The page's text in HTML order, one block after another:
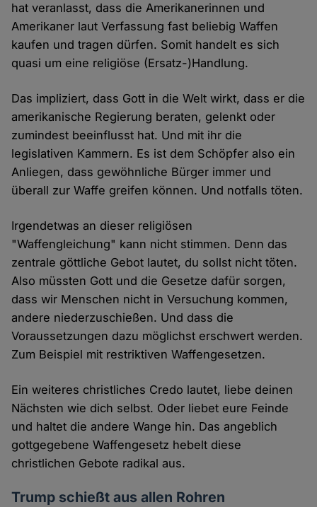
hat veranlasst, dass die Amerikanerinnen und
Amerikaner laut Verfassung fast beliebig Waffen
kaufen und tragen dürfen. Somit handelt es sich
quasi um eine religiöse (Ersatz-)Handlung.
Das impliziert, dass Gott in die Welt wirkt, dass er die
amerikanische Regierung beraten, gelenkt oder
zumindest beeinflusst hat. Und mit ihr die
legislativen Kammern. Es ist dem Schöpfer also ein
Anliegen, dass gewöhnliche Bürger immer und
überall zur Waffe greifen können. Und notfalls töten.
Irgendetwas an dieser religiösen
"Waffengleichung" kann nicht stimmen. Denn das
zentrale göttliche Gebot lautet, du sollst nicht töten.
Also müssten Gott und die Gesetze dafür sorgen,
dass wir Menschen nicht in Versuchung kommen,
andere niederzuschießen. Und dass die
Voraussetzungen dazu möglichst erschwert werden.
Zum Beispiel mit restriktiven Waffengesetzen.
Ein weiteres christliches Credo lautet, liebe deinen
Nächsten wie dich selbst. Oder liebet eure Feinde
und haltet die andere Wange hin. Das angeblich
gottgegebene Waffengesetz hebelt diese
christlichen Gebote radikal aus.
Trump schießt aus allen Rohren